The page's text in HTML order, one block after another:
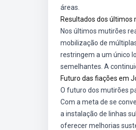
áreas.
Resultados dos últimos
Nos últimos mutirões
mobilização de
restringem a um único
semelhantes. A
Futuro das fiações em
O futuro dos mutirões
Com a meta de se
a instalação de linhas
oferecer melhorias